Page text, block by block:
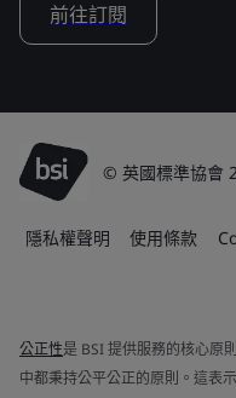
前往訂閱
© 英國標準協會
隱私權聲明 使用條款
公正性是 BSI 提供服務的核心原
中都秉持公平公正的原則。這表